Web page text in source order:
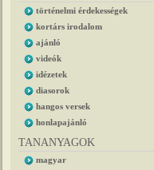
történelmi érdekességek
kortárs irodalom
ajánló
videók
idézetek
diasorok
hangos versek
honlapajánló
TANANYAGOK
magyar